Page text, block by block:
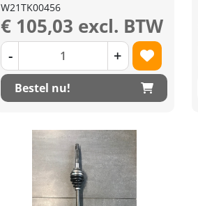
W21TK00456
€ 105,03 excl. BTW
- +
Bestel nu!